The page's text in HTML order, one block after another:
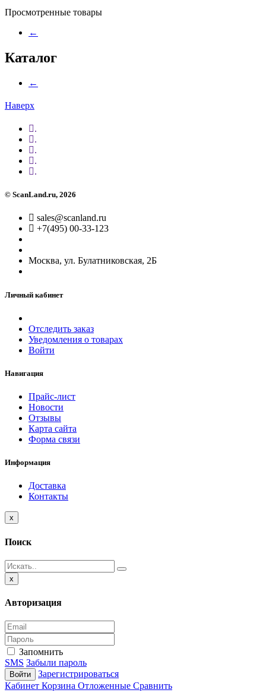
Просмотренные товары
←
Каталог
←
Наверх
.
.
.
.
.
© ScanLand.ru, 2026
sales@scanland.ru
+7(495) 00-33-123
Москва, ул. Булатниковская, 2Б
Личный кабинет
Отследить заказ
Уведомления о товарах
Войти
Навигация
Прайс-лист
Новости
Отзывы
Карта сайта
Форма связи
Информация
Доставка
Контакты
x
Поиск
x
Авторизация
Запомнить
SMS Забыли пароль
Войти
Зарегистрироваться
Кабинет Корзина Отложенные Сравнить